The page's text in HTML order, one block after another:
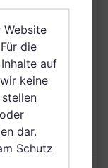
Schweiz,
Irland,
Website
die
auf
keine
dar.
Schutz